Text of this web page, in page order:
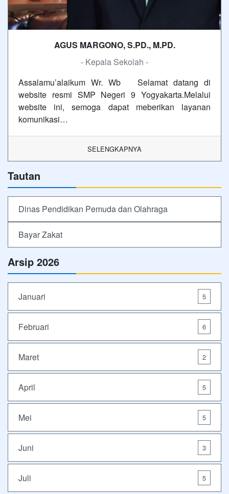
AGUS MARGONO, S.PD., M.PD.
- Kepala Sekolah -
Assalamu’alaikum Wr. Wb Selamat datang di
website resmi SMP Negeri 9 Yogyakarta.Melalui
website ini, semoga dapat meberikan layanan
komunikasi…
SELENGKAPNYA
Tautan
Dinas Pendidikan Pemuda dan Olahraga
Bayar Zakat
Arsip 2026
Januari 5
Februari 6
Maret 2
April 5
Mei 5
Juni 3
Juli 5